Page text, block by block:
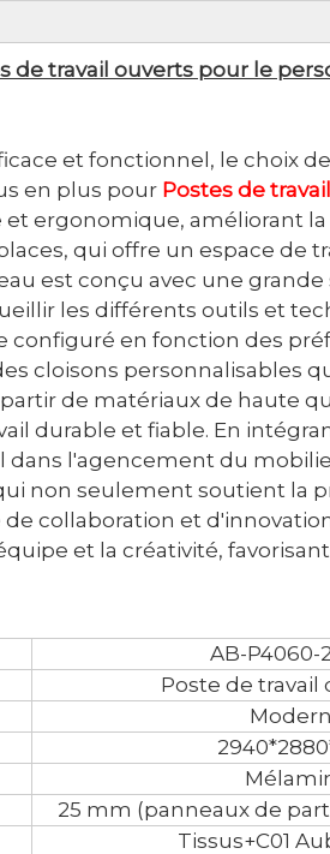
travail ouverts pour le
et fonctionnel, le choix de
en plus pour Postes de
ergonomique, améliorant
qui offre un espace de
est conçu avec une grande
les différents outils et
configuré en fonction des
cloisons personnalisables
de matériaux de haute
durable et fiable. En
dans l'agencement du
non seulement soutient la
collaboration et
et la créativité,
AB-P4060-
Poste de travail
25 mm (panneaux de
Tissus+C01